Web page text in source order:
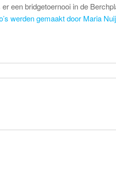
een bridgetoernooi in de
werden gemaakt door Maria